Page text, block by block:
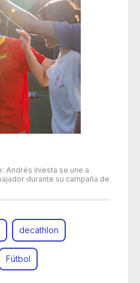
Andrés Iniesta se une a
durante su campaña de
decathlon
Fútbol